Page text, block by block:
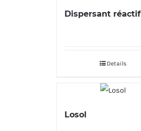
Dispersant réactif
Details
Losol